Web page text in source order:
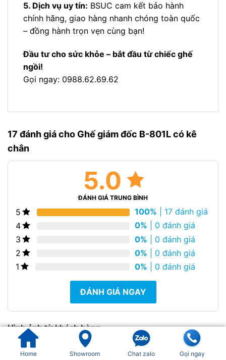
5. Dịch vụ uy tín: BSUC cam kết bảo hành
chính hãng, giao hàng nhanh chóng toàn quốc
– đồng hành trọn vẹn cùng bạn!
Đầu tư cho sức khỏe – bắt đầu từ chiếc ghế
ngồi!
Gọi ngay: 0988.62.69.62
17 đánh giá cho Ghế giám đốc B-801L có kê
chân
5.0
ĐÁNH GIÁ TRUNG BÌNH
5 100% | 17 đánh giá
4
0% | 0 đánh giá
3
0% | 0 đánh giá
2
0% | 0 đánh giá
1
0% | 0 đánh giá
ĐÁNH GIÁ NGAY
Hình ảnh từ khách hàng
Home Showroom Chat zalo Gọi ngay